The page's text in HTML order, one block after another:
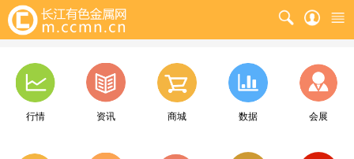
行情 资讯 商城 数据 会展